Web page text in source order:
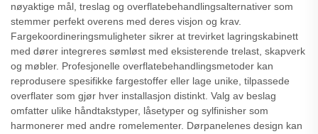
nøyaktige mål, treslag og overflatebehandlingsalternativer som
stemmer perfekt overens med deres visjon og krav.
Fargekoordineringsmuligheter sikrer at trevirket lagringskabinett
med dører integreres sømløst med eksisterende trelast, skapverk
og møbler. Profesjonelle overflatebehandlingsmetoder kan
reprodusere spesifikke fargestoffer eller lage unike, tilpassede
overflater som gjør hver installasjon distinkt. Valg av beslag
omfatter ulike håndtakstyper, låsetyper og sylfinisher som
harmonerer med andre romelementer. Dørpanelenes design kan